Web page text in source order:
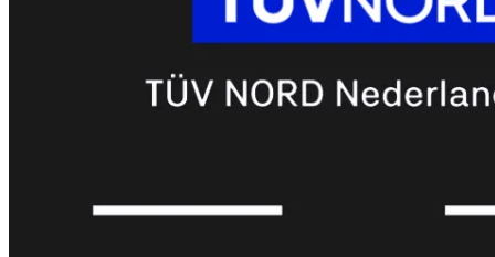
FortiWiFi
FortiWiFi
31GFortiWiFi
40FFortiWiFi
FortiWiFi